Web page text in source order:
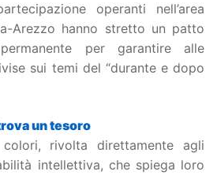
operanti nell’area
Arezzo hanno stretto un patto
per garantire alle
sui temi del “durante e dopo
un tesoro
colori, rivolta direttamente agli
intellettiva, che spiega loro